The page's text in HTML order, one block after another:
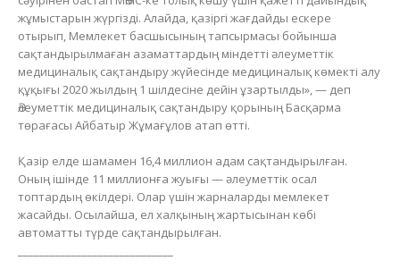
жұмыстарын жүргізді. Алайда, қазіргі жағдайды ескере
отырып, Мемлекет басшысының тапсырмасы бойынша
сақтандырылмаған азаматтардың міндетті әлеуметтік
медициналық сақтандыру жүйесінде медициналық көмекті алу
құқығы 2020 жылдың 1 шілдесіне дейін ұзартылды», — деп
Әлеуметтік медициналық сақтандыру қорының Басқарма
төрағасы Айбатыр Жұмағұлов атап өтті.
Қазір елде шамамен 16,4 миллион адам сақтандырылған.
Оның ішінде 11 миллионға жуығы — әлеуметтік осал
топтардың өкілдері. Олар үшін жарналарды мемлекет
жасайды. Осылайша, ел халқының жартысынан көбі
автоматты түрде сақтандырылған.